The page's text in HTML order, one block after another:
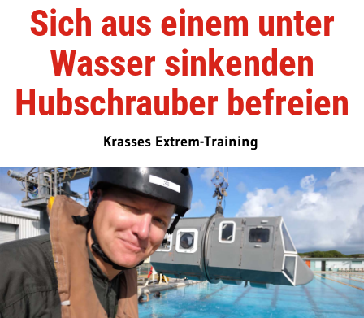
Sich aus einem unter
Wasser sinkenden
Hubschrauber befreien
Krasses Extrem-Training